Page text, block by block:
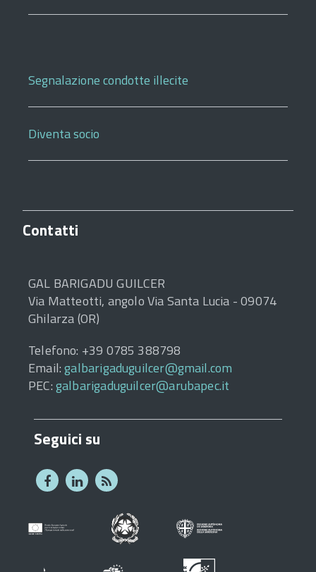
Segnalazione condotte illecite
Diventa socio
Contatti
GAL BARIGADU GUILCER
Via Matteotti, angolo Via Santa Lucia - 09074
Ghilarza (OR)
Telefono: +39 0785 388798
Email:galbarigaduguilcer@gmail.com
PEC:galbarigaduguilcer@arubapec.it
Seguici su